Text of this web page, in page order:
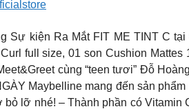
Sự kiện Ra Mắt FIT ME TINT C
full size, 01 son Cushion
cùng “teen tươi” Đỗ
Maybelline mang đến sản
lỡ nhé! – Thành phần có